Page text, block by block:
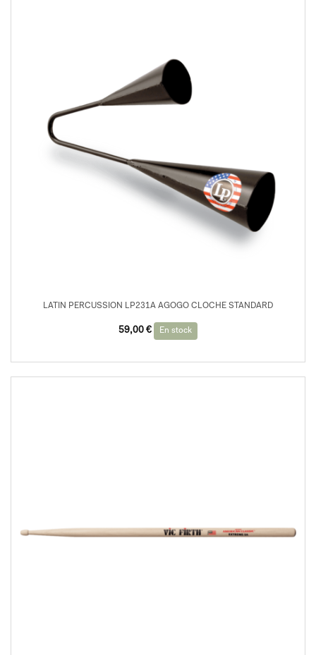
LATIN PERCUSSION LP231A AGOGO CLOCHE STANDARD
59,00 € En stock